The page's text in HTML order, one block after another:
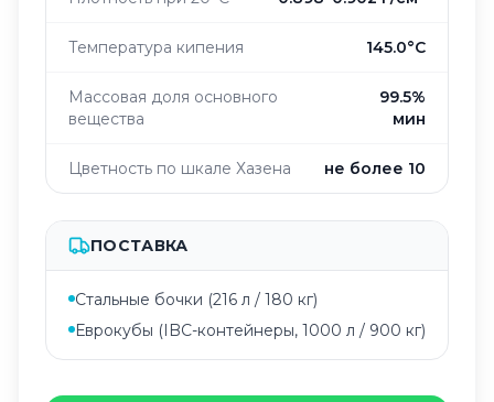
Температура кипения 145.0°C
Массовая доля основного
вещества
99.5%
мин
Цветность по шкале Хазена не более 10
ПОСТАВКА
Стальные бочки (216 л / 180 кг)
Еврокубы (IBC-контейнеры, 1000 л / 900 кг)